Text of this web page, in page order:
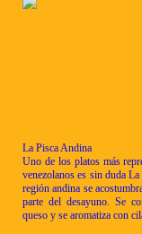
La Pisca Andina
Uno de los platos más
venezolanos es sin duda
región andina se
parte del desayuno. Se
queso y se aromatiza con